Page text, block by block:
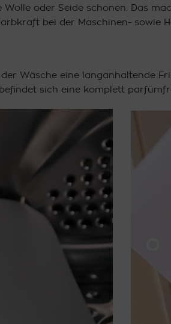
oder Seide schonen. Das
bei der Maschinen- sowie
Wäsche eine langanhaltende
sich eine komplett